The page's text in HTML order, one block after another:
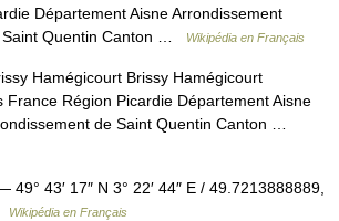
Département Aisne Arrondissement
Saint Quentin Canton …
Wikipédia en Français
Hamégicourt Brissy Hamégicourt
France Région Picardie Département Aisne
de Saint Quentin Canton …
49° 43′ 17″ N 3° 22′ 44″ E / 49.7213888889,
Wikipédia en Français